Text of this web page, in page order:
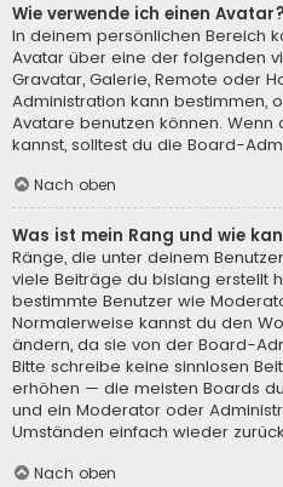
Wie verwende ich einen Avatar?
In deinem persönlichen Bereich
Avatar über eine der folgenden
Gravatar, Galerie, Remote oder
Administration kann bestimmen,
Avatare benutzen können. Wenn
kannst, solltest du die Board-
Nach oben
Was ist mein Rang und wie
Ränge, die unter deinem
viele Beiträge du bislang erstellt
bestimmte Benutzer wie
Normalerweise kannst du den
ändern, da sie von der Board-
Bitte schreibe keine sinnlosen
erhöhen — die meisten Boards
und ein Moderator oder
Umständen einfach wieder
Nach oben